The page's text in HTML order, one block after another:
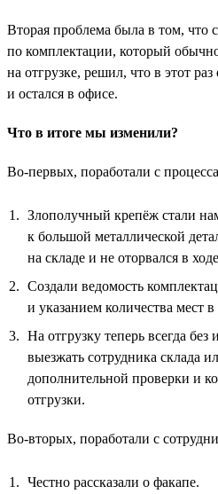
Вторая проблема была в том, что
по комплектации, который
на отгрузке, решил, что в этот
и остался в офисе.
Что в итоге мы изменили?
Во-первых, поработали с
Злополучный крепёж стали
к большой металлической
на складе и не оторвался в
Создали ведомость
и указанием количества мест в
На отгрузку теперь всегда
выезжать сотрудника склада
дополнительной проверки и
отгрузки.
Во-вторых, поработали с
Честно рассказали о факапе.